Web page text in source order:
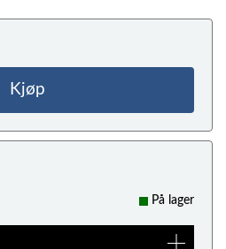
Kjøp
På lager